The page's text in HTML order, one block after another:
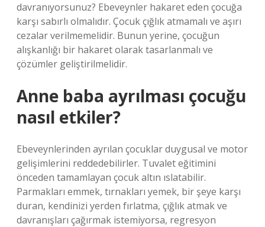
davranıyorsunuz? Ebeveynler hakaret eden çocuğa
karşı sabırlı olmalıdır. Çocuk çığlık atmamalı ve aşırı
cezalar verilmemelidir. Bunun yerine, çocuğun
alışkanlığı bir hakaret olarak tasarlanmalı ve
çözümler geliştirilmelidir.
Anne baba ayrılması çocuğu
nasıl etkiler?
Ebeveynlerinden ayrılan çocuklar duygusal ve motor
gelişimlerini reddedebilirler. Tuvalet eğitimini
önceden tamamlayan çocuk altın ıslatabilir.
Parmakları emmek, tırnakları yemek, bir şeye karşı
duran, kendinizi yerden fırlatma, çığlık atmak ve
davranışları çağırmak istemiyorsa, regresyon